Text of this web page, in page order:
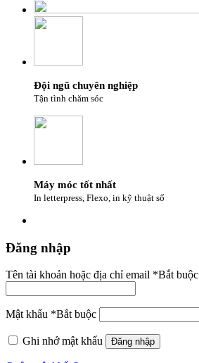
Đội ngũ chuyên nghiệp
Tận tình chăm sóc
Máy móc tốt nhất
In letterpress, Flexo, in kỹ thuật số
Đăng nhập
Tên tài khoản hoặc địa chỉ email *Bắt buộc
Mật khẩu *Bắt buộc
Ghi nhớ mật khẩu Đăng nhập